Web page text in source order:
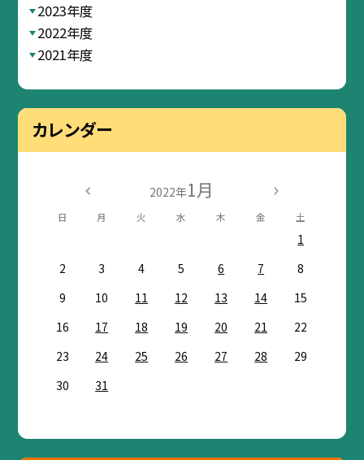
2023年度
2022年度
2021年度
カレンダー
2022年1月
日 月 火 水 木 金 土
1
2
3 4 5 6 7
8
9
10 11 12 13 14
15
16
17 18 19 20 21
22
23
24 25 26 27 28
29
30
31